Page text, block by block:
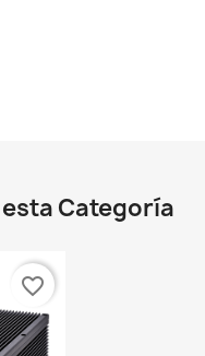
Categoría
favorite_border